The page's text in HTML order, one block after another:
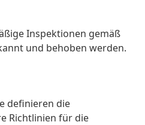
Inspektionen gemäß
und behoben werden.
definieren die
Richtlinien für die